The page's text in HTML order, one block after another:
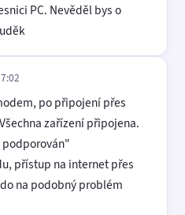
PC. Nevěděl bys o
po připojení přes
zařízení připojena.
podporován"
přístup na internet přes
na podobný problém